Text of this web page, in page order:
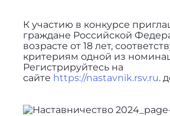
К участию в конкурсе
граждане Российской
возрасте от 18 лет,
критериям одной из
Регистрируйтесь на
сайте https://nastavnik.rsv.ru.